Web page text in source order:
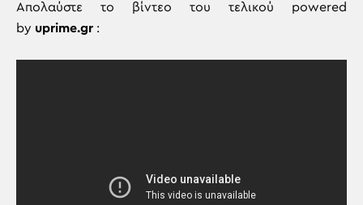
Απολαύστε το βίντεο του τελικού powered
by uprime.gr :